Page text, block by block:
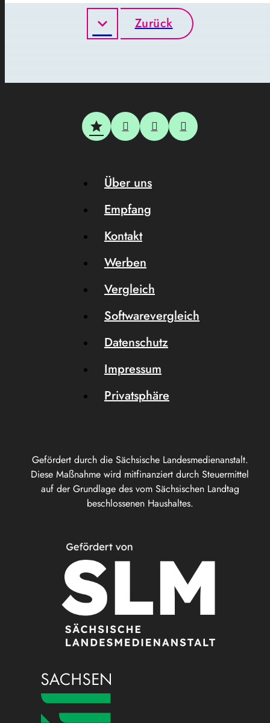
Zurück
Gefördert durch die Sächsische Landesmedienanstalt.
Diese Maßnahme wird mitfinanziert durch Steuermittel
auf der Grundlage des vom Sächsischen Landtag
beschlossenen Haushaltes.
Über uns
Empfang
Kontakt
Werben
Vergleich
Softwarevergleich
Datenschutz
Impressum
Privatsphäre